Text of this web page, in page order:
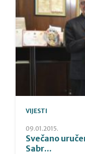
VIJESTI
09.01.2015.
Svečano
Sabr...